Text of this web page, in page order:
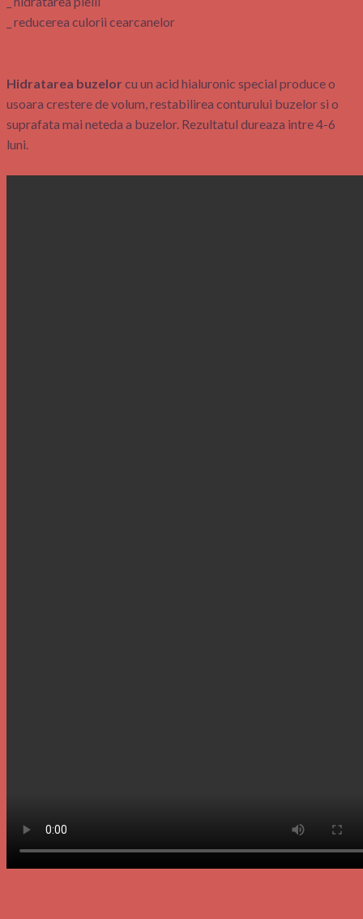
_ reducerea culorii cearcanelor
Hidratarea buzelor cu un acid hialuronic special produce o
usoara crestere de volum, restabilirea conturului buzelor si o
suprafata mai neteda a buzelor. Rezultatul dureaza intre 4-6
luni.